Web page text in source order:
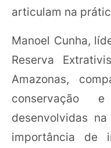
articulam na
Manoel Cunha,
Reserva
Amazonas,
conservação
desenvolvidas
importância de